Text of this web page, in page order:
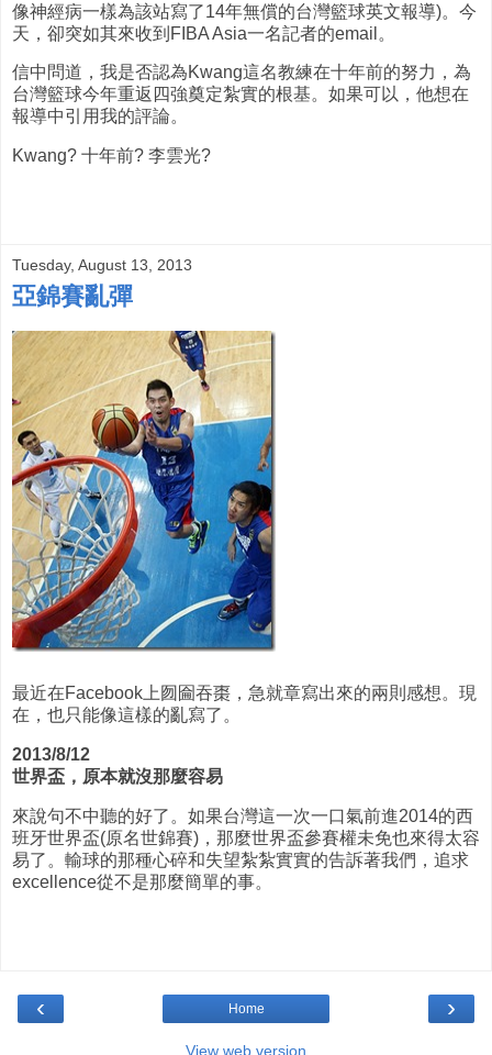
像神經病一樣為該站寫了14年無償的台灣籃球英文報導)。今
天，卻突如其來收到FIBA Asia一名記者的email。
信中問道，我是否認為Kwang這名教練在十年前的努力，為
台灣籃球今年重返四強奠定紮實的根基。如果可以，他想在
報導中引用我的評論。
Kwang? 十年前? 李雲光?
Tuesday, August 13, 2013
亞錦賽亂彈
最近在Facebook上囫圇吞棗，急就章寫出來的兩則感想。現
在，也只能像這樣的亂寫了。
2013/8/12
世界盃，原本就沒那麼容易
來說句不中聽的好了。如果台灣這一次一口氣前進2014的西
班牙世界盃(原名世錦賽)，那麼世界盃參賽權未免也來得太容
易了。輸球的那種心碎和失望紮紮實實的告訴著我們，追求
excellence從不是那麼簡單的事。
‹ ›
Home
View web version